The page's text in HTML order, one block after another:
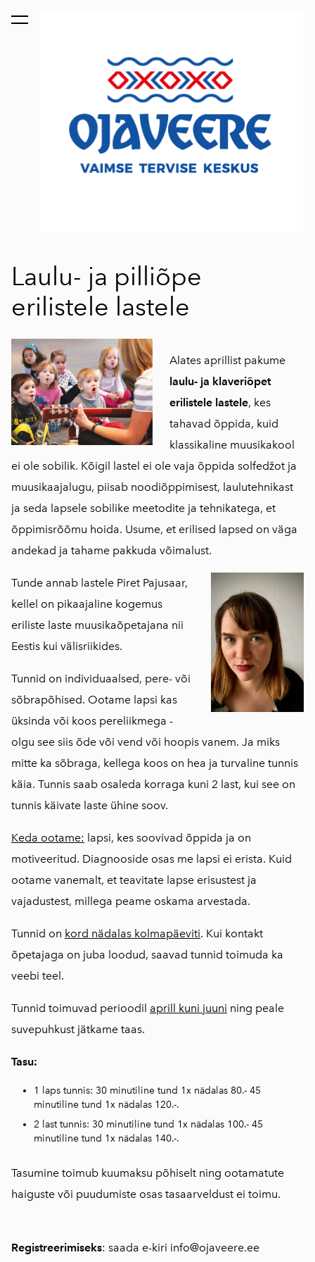
lisati ostukorvi.
Laulu- ja pilliõpe
erilistele lastele
Alates aprillist pakume
laulu- ja klaveriõpet
erilistele lastele, kes
tahavad õppida, kuid
klassikaline muusikakool
ei ole sobilik. Kõigil lastel ei ole vaja õppida solfedžot ja
muusikaajalugu, piisab noodiõppimisest, laulutehnikast
ja seda lapsele sobilike meetodite ja tehnikatega, et
õppimisrõõmu hoida. Usume, et erilised lapsed on väga
andekad ja tahame pakkuda võimalust.
Tunde annab lastele Piret Pajusaar,
kellel on pikaajaline kogemus
eriliste laste muusikaõpetajana nii
Eestis kui välisriikides.
Tunnid on individuaalsed, pere- või
sõbrapõhised. Ootame lapsi kas
üksinda või koos pereliikmega -
olgu see siis õde või vend või hoopis vanem. Ja miks
mitte ka sõbraga, kellega koos on hea ja turvaline tunnis
käia. Tunnis saab osaleda korraga kuni 2 last, kui see on
tunnis käivate laste ühine soov.
Keda ootame: lapsi, kes soovivad õppida ja on
motiveeritud. Diagnooside osas me lapsi ei erista. Kuid
ootame vanemalt, et teavitate lapse erisustest ja
vajadustest, millega peame oskama arvestada.
Tunnid on kord nädalas kolmapäeviti. Kui kontakt
õpetajaga on juba loodud, saavad tunnid toimuda ka
veebi teel.
Tunnid toimuvad perioodil aprill kuni juuni ning peale
suvepuhkust jätkame taas.
Tasu:
1 laps tunnis: 30 minutiline tund 1x nädalas 80.- 45
minutiline tund 1x nädalas 120.-.
2 last tunnis: 30 minutiline tund 1x nädalas 100.- 45
minutiline tund 1x nädalas 140.-.
Tasumine toimub kuumaksu põhiselt ning ootamatute
haiguste või puudumiste osas tasaarveldust ei toimu.
Registreerimiseks: saada e-kiri info@ojaveere.ee